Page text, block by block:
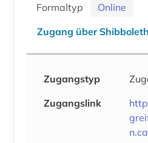
Formaltyp
Online
Zugang über Shibboleth
Zugangstyp
Zugangslink